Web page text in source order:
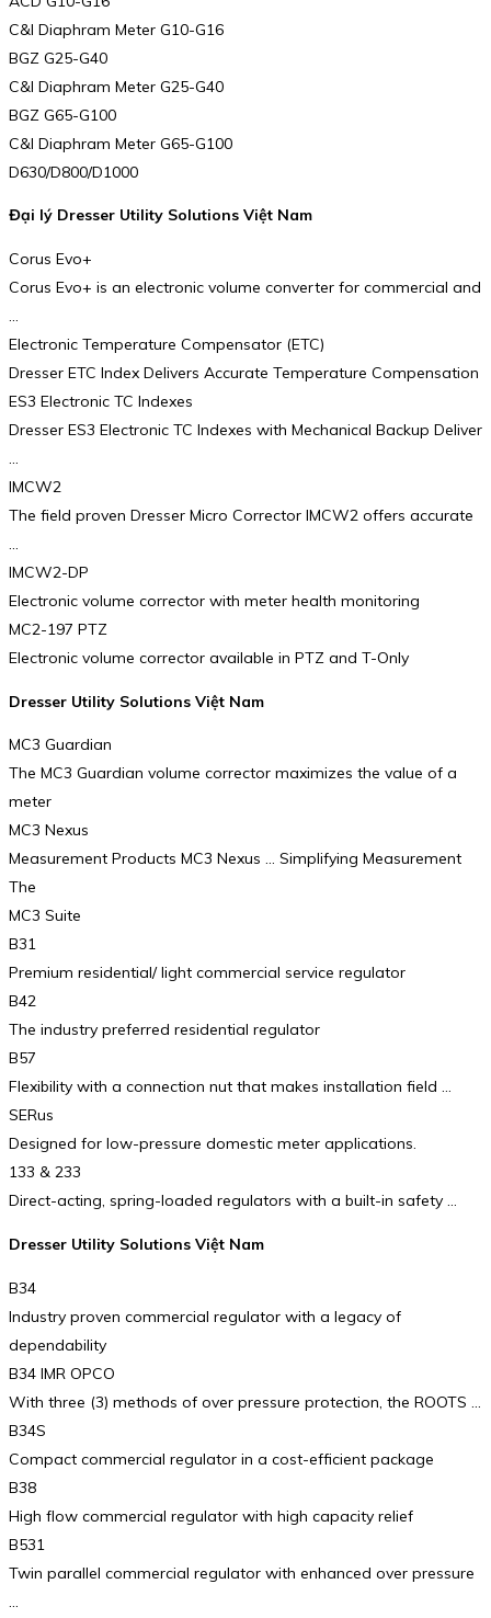
C&I Diaphram Meter G10-G16
BGZ G25-G40
C&I Diaphram Meter G25-G40
BGZ G65-G100
C&I Diaphram Meter G65-G100
D630/D800/D1000
Đại lý Dresser Utility Solutions Việt Nam
Corus Evo+
Corus Evo+ is an electronic volume converter for commercial and
…
Electronic Temperature Compensator (ETC)
Dresser ETC Index Delivers Accurate Temperature Compensation
ES3 Electronic TC Indexes
Dresser ES3 Electronic TC Indexes with Mechanical Backup Deliver
…
IMCW2
The field proven Dresser Micro Corrector IMCW2 offers accurate
…
IMCW2-DP
Electronic volume corrector with meter health monitoring
MC2-197 PTZ
Electronic volume corrector available in PTZ and T-Only
Dresser Utility Solutions Việt Nam
MC3 Guardian
The MC3 Guardian volume corrector maximizes the value of a
meter
MC3 Nexus
Measurement Products MC3 Nexus … Simplifying Measurement
The
MC3 Suite
B31
Premium residential/ light commercial service regulator
B42
The industry preferred residential regulator
B57
Flexibility with a connection nut that makes installation field …
SERus
Designed for low-pressure domestic meter applications.
133 & 233
Direct-acting, spring-loaded regulators with a built-in safety …
Dresser Utility Solutions Việt Nam
B34
Industry proven commercial regulator with a legacy of
dependability
B34 IMR OPCO
With three (3) methods of over pressure protection, the ROOTS …
B34S
Compact commercial regulator in a cost-efficient package
B38
High flow commercial regulator with high capacity relief
B531
Twin parallel commercial regulator with enhanced over pressure